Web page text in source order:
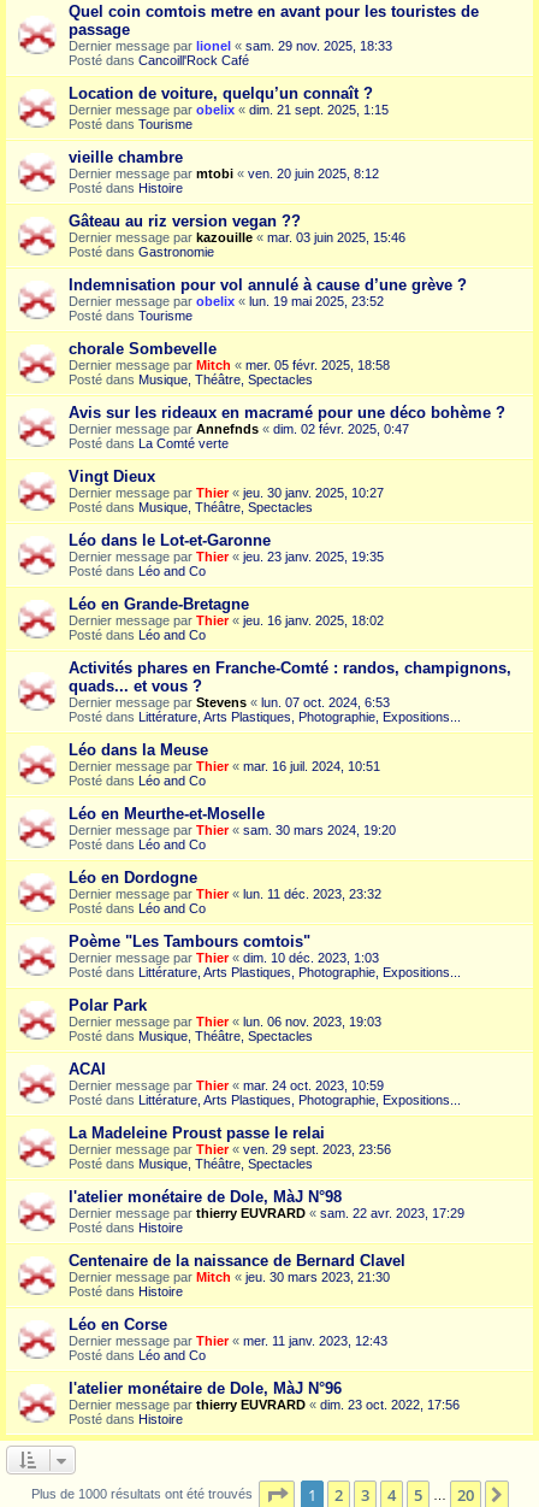
Quel coin comtois metre en avant pour les touristes de
passage
Dernier message par lionel « sam. 29 nov. 2025, 18:33
Posté dans Cancoill'Rock Café
Location de voiture, quelqu’un connaît ?
Dernier message par obelix « dim. 21 sept. 2025, 1:15
Posté dans Tourisme
vieille chambre
Dernier message par mtobi « ven. 20 juin 2025, 8:12
Posté dans Histoire
Gâteau au riz version vegan ??
Dernier message par kazouille « mar. 03 juin 2025, 15:46
Posté dans Gastronomie
Indemnisation pour vol annulé à cause d’une grève ?
Dernier message par obelix « lun. 19 mai 2025, 23:52
Posté dans Tourisme
chorale Sombevelle
Dernier message par Mitch « mer. 05 févr. 2025, 18:58
Posté dans Musique, Théâtre, Spectacles
Avis sur les rideaux en macramé pour une déco bohème ?
Dernier message par Annefnds « dim. 02 févr. 2025, 0:47
Posté dans La Comté verte
Vingt Dieux
Dernier message par Thier« jeu. 30 janv. 2025, 10:27
Posté dans Musique, Théâtre, Spectacles
Léo dans le Lot-et-Garonne
Dernier message par Thier« jeu. 23 janv. 2025, 19:35
Posté dans Léo and Co
Léo en Grande-Bretagne
Dernier message par Thier« jeu. 16 janv. 2025, 18:02
Posté dans Léo and Co
Activités phares en Franche-Comté : randos, champignons,
quads... et vous ?
Dernier message par Stevens « lun. 07 oct. 2024, 6:53
Posté dans Littérature, Arts Plastiques, Photographie, Expositions...
Léo dans la Meuse
Dernier message par Thier« mar. 16 juil. 2024, 10:51
Posté dans Léo and Co
Léo en Meurthe-et-Moselle
Dernier message par Thier« sam. 30 mars 2024, 19:20
Posté dans Léo and Co
Léo en Dordogne
Dernier message par Thier« lun. 11 déc. 2023, 23:32
Posté dans Léo and Co
Poème "Les Tambours comtois"
Dernier message par Thier« dim. 10 déc. 2023, 1:03
Posté dans Littérature, Arts Plastiques, Photographie, Expositions...
Polar Park
Dernier message par Thier« lun. 06 nov. 2023, 19:03
Posté dans Musique, Théâtre, Spectacles
ACAI
Dernier message par Thier« mar. 24 oct. 2023, 10:59
Posté dans Littérature, Arts Plastiques, Photographie, Expositions...
La Madeleine Proust passe le relai
Dernier message par Thier« ven. 29 sept. 2023, 23:56
Posté dans Musique, Théâtre, Spectacles
l'atelier monétaire de Dole, MàJ N°98
Dernier message par thierry EUVRARD « sam. 22 avr. 2023, 17:29
Posté dans Histoire
Centenaire de la naissance de Bernard Clavel
Dernier message par Mitch « jeu. 30 mars 2023, 21:30
Posté dans Histoire
Léo en Corse
Dernier message par Thier« mer. 11 janv. 2023, 12:43
Posté dans Léo and Co
l'atelier monétaire de Dole, MàJ N°96
Dernier message par thierry EUVRARD « dim. 23 oct. 2022, 17:56
Posté dans Histoire
Plus de 1000 résultats ont été trouvés Page 1sur20
1 2 3 4 5 20